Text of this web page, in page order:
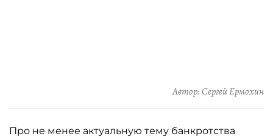
Автор: Сергей Ермохин
Про не менее актуальную тему банкротства